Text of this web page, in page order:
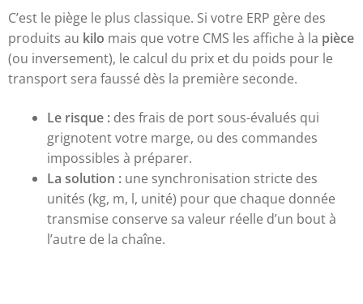
C’est le piège le plus classique. Si votre ERP gère des
produits au kilo mais que votre CMS les affiche à la pièce
(ou inversement), le calcul du prix et du poids pour le
transport sera faussé dès la première seconde.
Le risque : des frais de port sous-évalués qui
grignotent votre marge, ou des commandes
impossibles à préparer.
La solution : une synchronisation stricte des
unités (kg, m, l, unité) pour que chaque donnée
transmise conserve sa valeur réelle d’un bout à
l’autre de la chaîne.